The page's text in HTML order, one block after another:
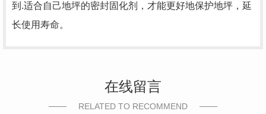
到.适合自己地坪的密封固化剂，才能更好地保护地坪，延
长使用寿命。
在线留言
RELATED TO RECOMMEND